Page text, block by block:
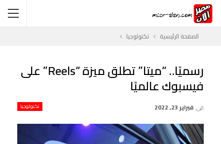
الصفحة الرئيسية تكنولوجيا
رسميًا.. “ميتا” تطلق ميزة “Reels” على
فيسبوك عالميًا
تكنولوجيا في فبراير 23, 2022